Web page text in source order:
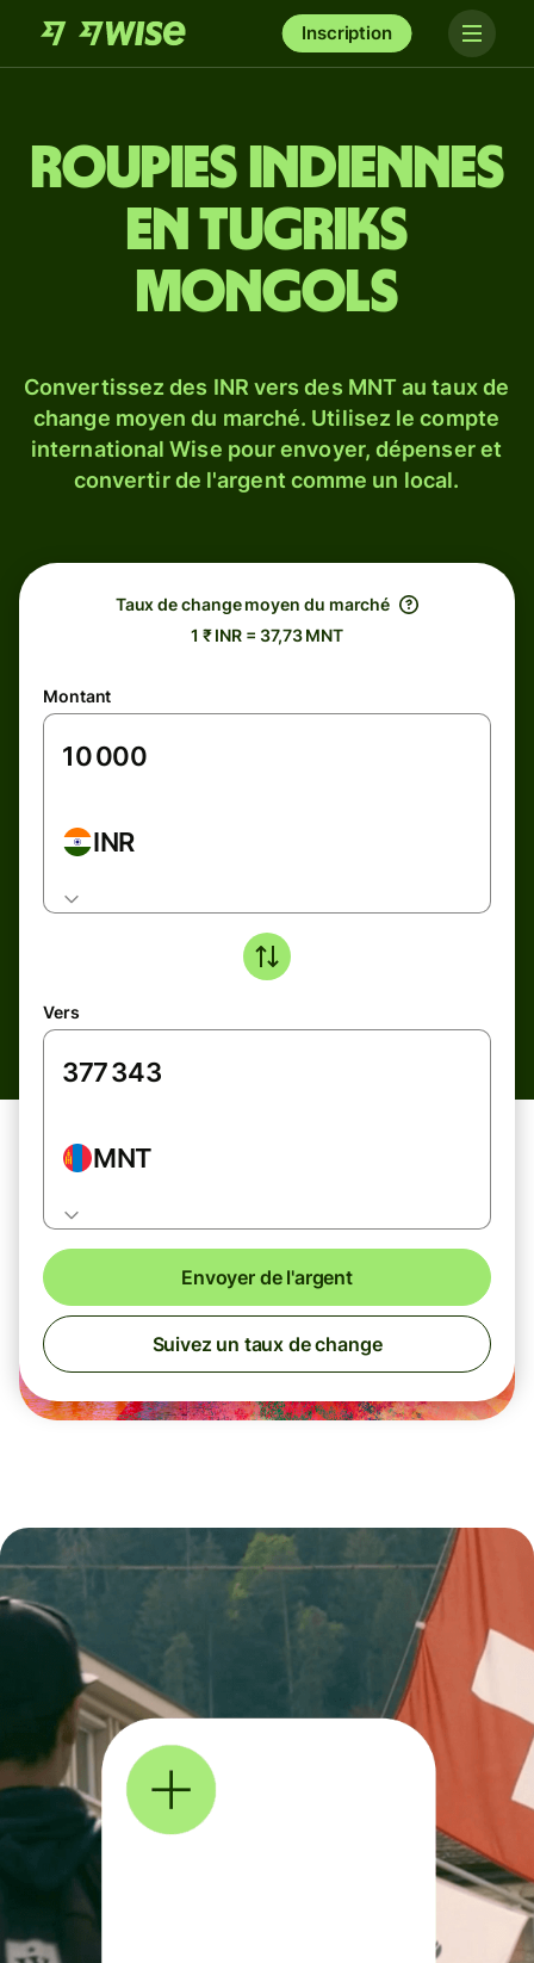
Inscription
Roupies indiennes
en tugriks
mongols
Convertissez des INR vers des MNT au taux de
change moyen du marché. Utilisez le compte
international Wise pour envoyer, dépenser et
convertir de l'argent comme un local.
Taux de change moyen du marché
1 ₹ INR = 37,73 MNT
Montant
INR
Vers
MNT
Envoyer de l'argent
Suivez un taux de change